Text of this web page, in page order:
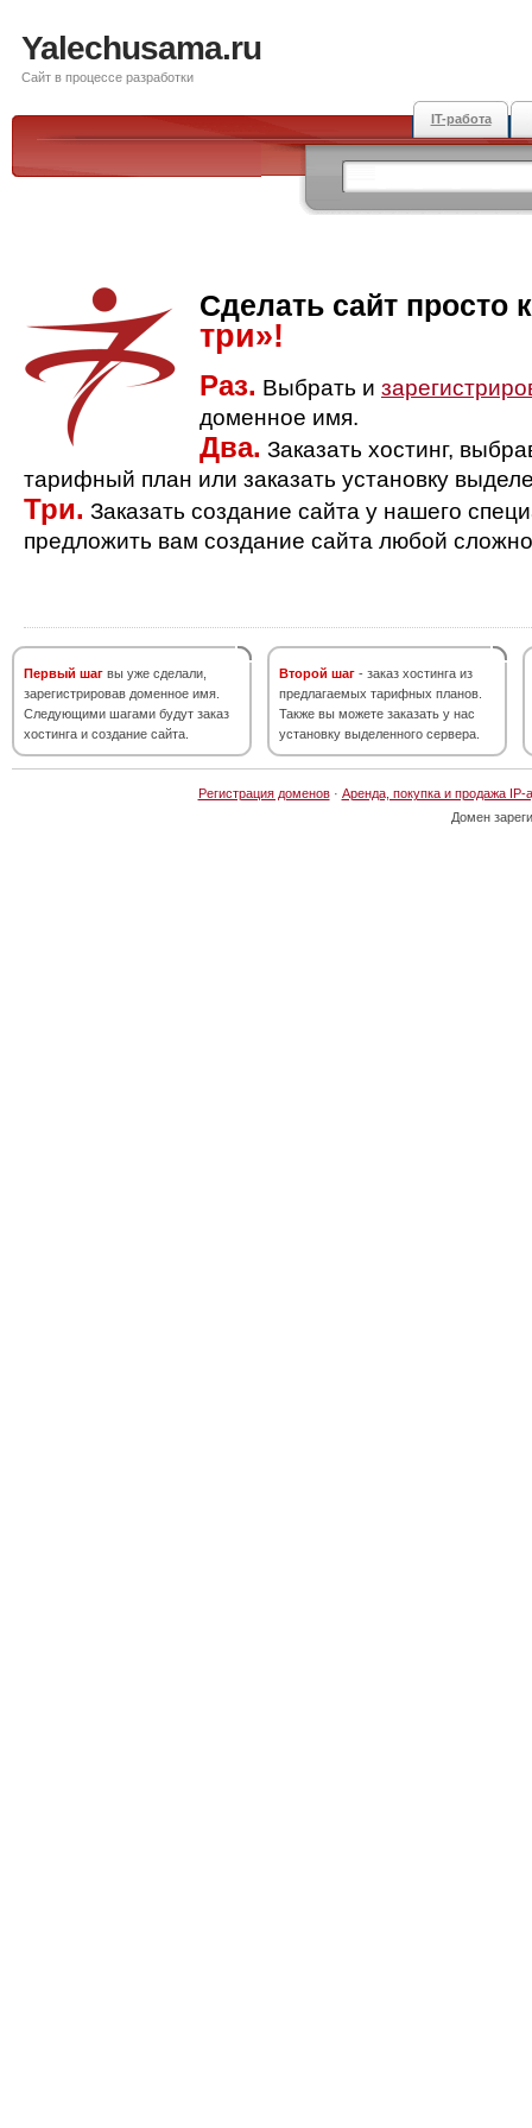
Yalechusama.ru
Сайт в процессе разработки
IT-работа
Сделать сайт просто
три»!
Раз. Выбрать и
доменное имя.
Два. Заказать хостинг,
тарифный план или заказать установку
Три. Заказать создание сайта у нашего
предложить вам создание сайта любой
Первый шаг вы уже сделали,
зарегистрировав доменное имя.
Следующими шагами будут заказ
хостинга и создание сайта.
Второй шаг - заказ хостинга из
предлагаемых тарифных планов.
Также вы можете заказать у нас
установку выделенного сервера.
Регистрация доменов· Аренда, покупка и продажа IP-
Домен